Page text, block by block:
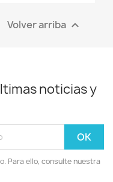
Volver arriba 
noticias y
Para ello, consulte nuestra